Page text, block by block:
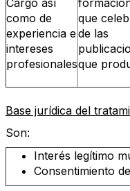
Cargo así
como de
experiencia e
intereses
profesionales
que
de las
que
Base jurídica del
Son:
Interés legítimo
Consentimiento